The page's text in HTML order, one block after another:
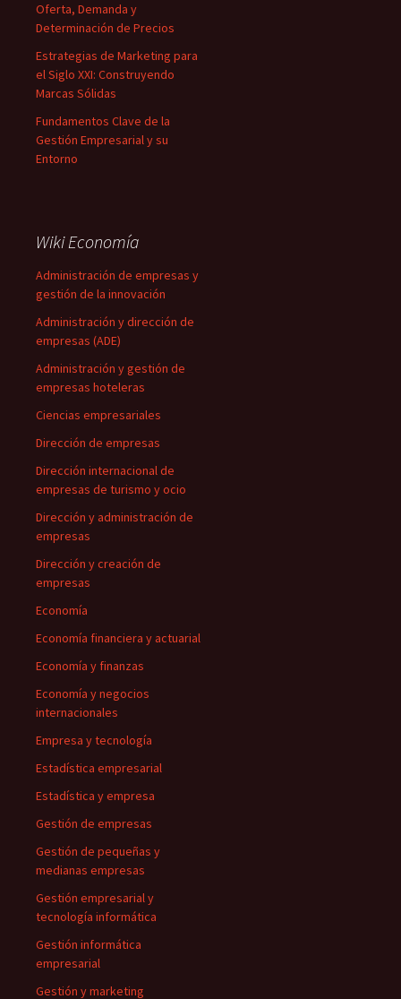
Oferta, Demanda y
Determinación de Precios
Estrategias de Marketing para
el Siglo XXI: Construyendo
Marcas Sólidas
Fundamentos Clave de la
Gestión Empresarial y su
Entorno
Wiki Economía
Administración de empresas y
gestión de la innovación
Administración y dirección de
empresas (ADE)
Administración y gestión de
empresas hoteleras
Ciencias empresariales
Dirección de empresas
Dirección internacional de
empresas de turismo y ocio
Dirección y administración de
empresas
Dirección y creación de
empresas
Economía
Economía financiera y actuarial
Economía y finanzas
Economía y negocios
internacionales
Empresa y tecnología
Estadística empresarial
Estadística y empresa
Gestión de empresas
Gestión de pequeñas y
medianas empresas
Gestión empresarial y
tecnología informática
Gestión informática
empresarial
Gestión y marketing